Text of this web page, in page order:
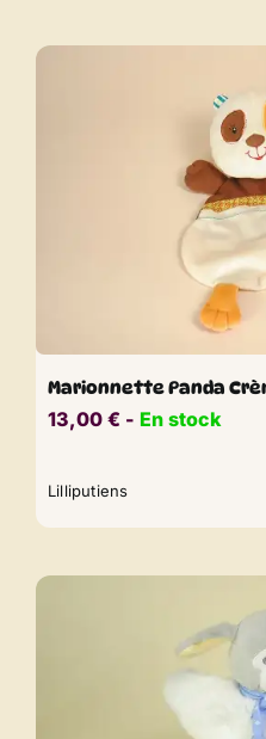
Marionnette Panda
13,00 € ​​ - En stock
Lilliputiens